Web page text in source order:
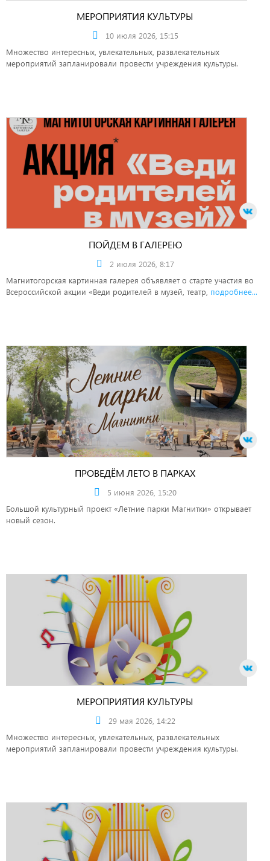
МЕРОПРИЯТИЯ КУЛЬТУРЫ
10 июля 2026, 15:15
Множество интересных, увлекательных, развлекательных
мероприятий запланировали провести учреждения культуры.
ПОЙДЕМ В ГАЛЕРЕЮ
2 июля 2026, 8:17
Магнитогорская картинная галерея объявляет о старте участия во
Всероссийской акции «Веди родителей в музей, театр, подробнее...
ПРОВЕДЁМ ЛЕТО В ПАРКАХ
5 июня 2026, 15:20
Большой культурный проект «Летние парки Магнитки» открывает
новый сезон.
МЕРОПРИЯТИЯ КУЛЬТУРЫ
29 мая 2026, 14:22
Множество интересных, увлекательных, развлекательных
мероприятий запланировали провести учреждения культуры.